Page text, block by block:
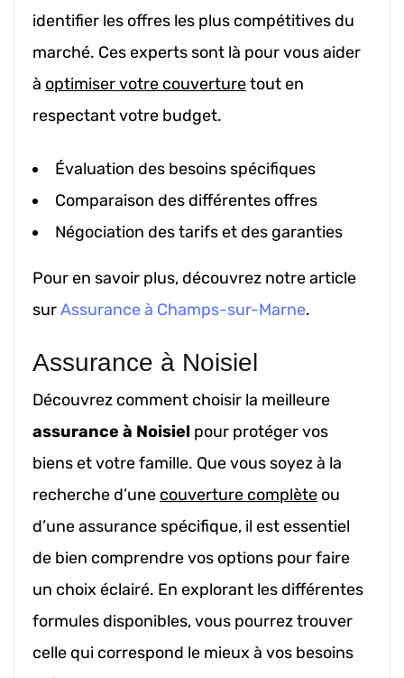
identifier les offres les plus compétitives du
marché. Ces experts sont là pour vous aider
à optimiser votre couverturetout en
respectant votre budget.
Évaluation des besoins spécifiques
Comparaison des différentes offres
Négociation des tarifs et des garanties
Pour en savoir plus, découvrez notre article
surAssurance à Champs-sur-Marne.
Assurance à Noisiel
Découvrez comment choisir la meilleure
assurance à Noisiel pour protéger vos
biens et votre famille. Que vous soyez à la
recherche d’une couverture complète ou
d’une assurance spécifique, il est essentiel
de bien comprendre vos options pour faire
un choix éclairé. En explorant les différentes
formules disponibles, vous pourrez trouver
celle qui correspond le mieux à vos besoins